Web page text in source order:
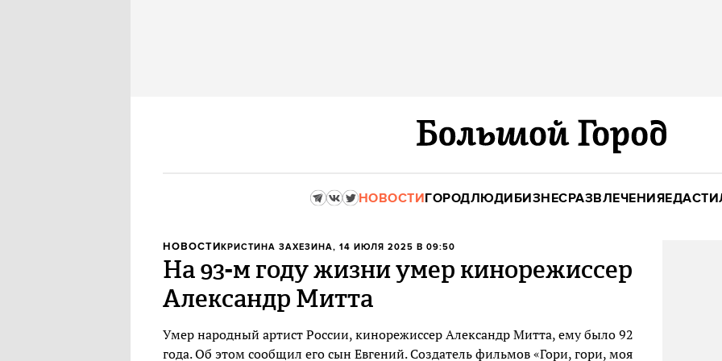
НОВОСТИГОРОДЛЮДИБИЗНЕСРАЗВЛЕЧЕНИЯЕДА
НОВОСТИКРИСТИНА ЗАХЕЗИНА, 14 ИЮЛЯ 2025 В 09:50
На 93-м году жизни умер кинорежиссер
Александр Митта
Умер народный артист России, кинорежиссер Александр Митта, ему было 92
года. Об этом сообщил его сын Евгений. Создатель фильмов «Гори, гори, моя